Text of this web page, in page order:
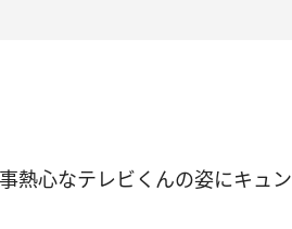
熱心なテレビくんの姿にキュン